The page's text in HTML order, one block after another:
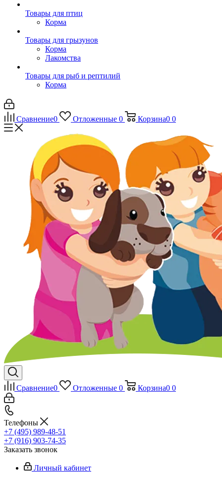
Товары для птиц
Корма
Товары для грызунов
Корма
Лакомства
Товары для рыб и рептилий
Корма
Сравнение0 Отложенные 0 Корзина0 0
Сравнение0 Отложенные 0 Корзина0 0
Телефоны
+7 (495) 989-48-51
+7 (916) 903-74-35
Заказать звонок
Личный кабинет